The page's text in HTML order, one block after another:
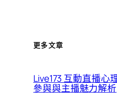
更多文章
Live173 互動直播心
參與與主播魅力解析